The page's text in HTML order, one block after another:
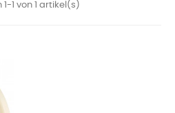
1-1 von 1 artikel(s)